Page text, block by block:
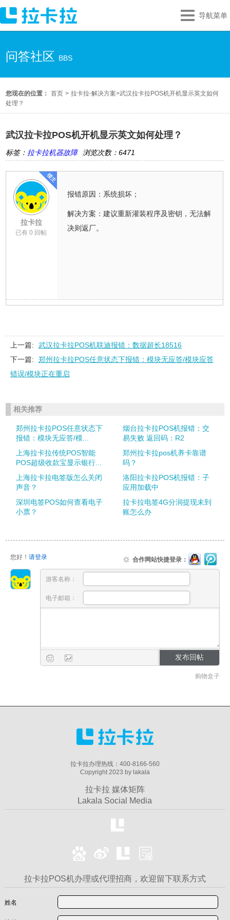
导航菜单
问答社区 BBS
您现在的位置： 首页 > 拉卡拉-解决方案>武汉拉卡拉POS机开机显示英文如何
处理？
武汉拉卡拉POS机开机显示英文如何处理？
标签： 拉卡拉机器故障 浏览次数：6471
拉卡拉
已有 0 回帖
报错原因：系统损坏；
解决方案：建议重新灌装程序及密钥，无法解
决则返厂。
上一篇:
武汉拉卡拉POS机联迪报错：数据超长18516
下一篇:
郑州拉卡拉POS任意状态下报错：模块无应答/模块应答
错误/模块正在重启
相关推荐
郑州拉卡拉POS任意状态下
报错：模块无应答/模...
烟台拉卡拉POS机报错：交
易失败 返回码：R2
上海拉卡拉传统POS智能
POS超级收款宝显示银行...
郑州拉卡拉pos机养卡靠谱
吗？
上海拉卡拉电签版怎么关闭
声音？
洛阳拉卡拉POS机报错：子
应用加载中
深圳电签POS如何查看电子
小票？
拉卡拉电签4G分润提现未到
账怎么办
您好！ 请登录 合作网站快捷登录：
游客名称：
电子邮箱：
购物盒子
拉卡拉办理热线：400-8166-560
Copyright 2023 by lakala
拉卡拉 媒体矩阵
Lakala Social Media
拉卡拉POS机办理或代理招商，欢迎留下联系方式
姓名